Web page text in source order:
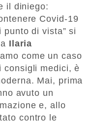
il diniego:
Covid-19
di vista” si
Ilaria
come un caso
consigli medici, è
Mai, prima
avuto un
e, allo
contro le